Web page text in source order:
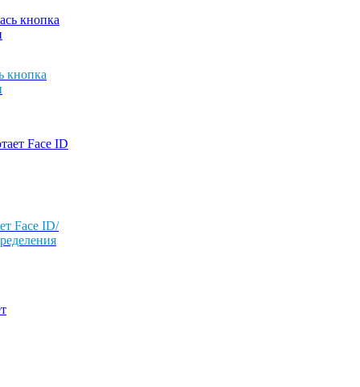
кнопка
Face ID/